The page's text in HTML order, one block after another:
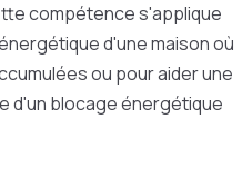
compétence s'applique
d'une maison où
ou pour aider une
d'un blocage énergétique